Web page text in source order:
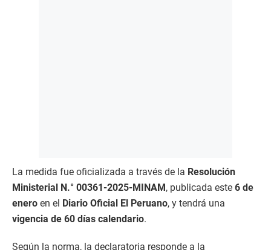
La medida fue oficializada a través de la Resolución
Ministerial N.° 00361-2025-MINAM , publicada este 6 de
enero en el Diario Oficial El Peruano, y tendrá una
vigencia de 60 días calendario.
Según la norma, la declaratoria responde a la